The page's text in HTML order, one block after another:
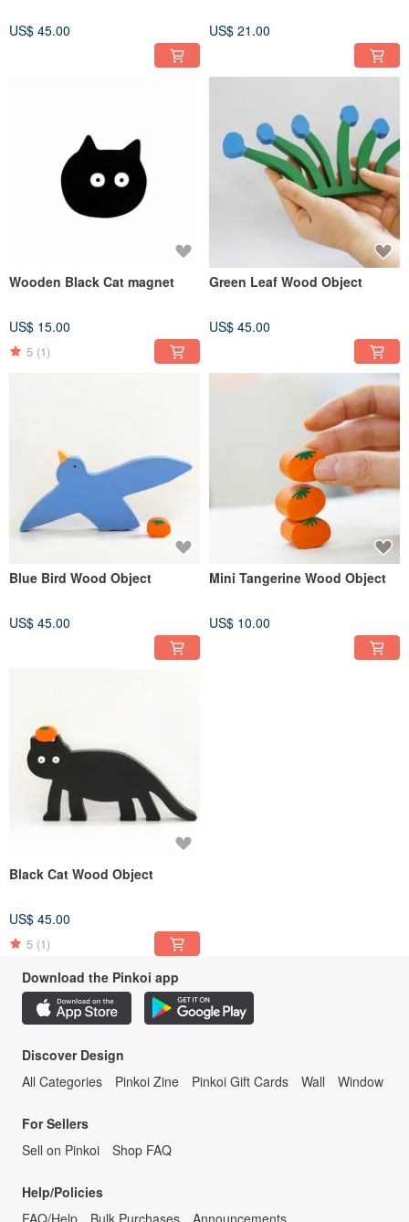
US$ 45.00 US$ 21.00
Wooden Black Cat magnet
US$ 15.00
5 (1)
Green Leaf Wood Object
US$ 45.00
Blue Bird Wood Object
US$ 45.00
Mini Tangerine Wood Object
US$ 10.00
Black Cat Wood Object
US$ 45.00
5 (1)
Download the Pinkoi app
Discover Design
All Categories
Pinkoi Zine Pinkoi Gift Cards Wall Window
For Sellers
Sell on Pinkoi
Shop FAQ
Help/Policies